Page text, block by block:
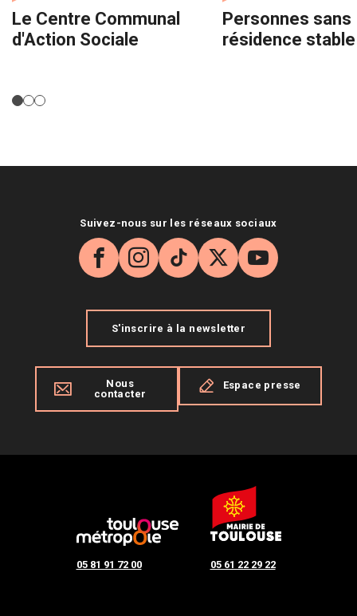
Le Centre Communal
d'Action Sociale
Personnes sans
résidence stable
05 81 91 72 00 05 61 22 29 22
Suivez-nous sur les réseaux sociaux
Facebook
Instagram
TikTok
X YouTube
S'inscrire à la newsletter
Nous
contacter
Espace presse